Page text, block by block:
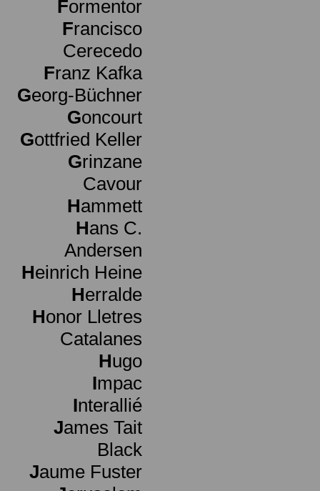
Formentor
Francisco
Cerecedo
Franz Kafka
Georg-Büchner
Goncourt
Gottfried Keller
Grinzane
Cavour
Hammett
Hans C.
Andersen
Heinrich Heine
Herralde
Honor Lletres
Catalanes
Hugo
Impac
Interallié
James Tait
Black
Jaume Fuster